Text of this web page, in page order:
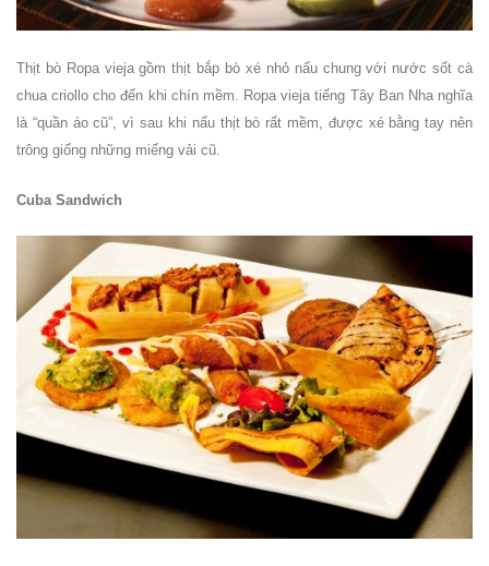
Thịt bò Ropa vieja gồm thịt bắp bò xé nhỏ nấu chung với nước sốt cà
chua criollo cho đến khi chín mềm. Ropa vieja tiếng Tây Ban Nha nghĩa
là “quần áo cũ”, vì sau khi nấu thịt bò rất mềm, được xé bằng tay nên
trông giống những miếng vải cũ.
Cuba Sandwich